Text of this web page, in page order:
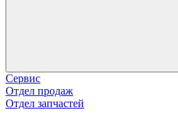
Сервис
Отдел продаж
Отдел запчастей